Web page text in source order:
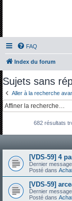
FAQ
Index du forum
Sujets sans
Aller à la recherche
682 résultats
[VDS-59] 4
Dernier
Posté dans
[VDS-59]
Dernier
Posté dans